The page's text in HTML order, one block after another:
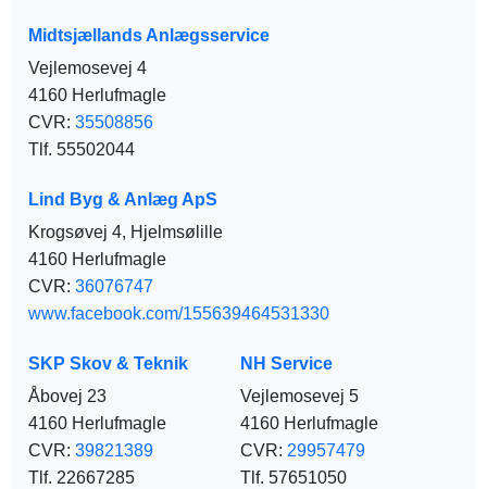
Midtsjællands Anlægsservice
Vejlemosevej 4
4160 Herlufmagle
CVR: 35508856
Tlf. 55502044
Lind Byg & Anlæg ApS
Krogsøvej 4, Hjelmsølille
4160 Herlufmagle
CVR: 36076747
www.facebook.com/155639464531330
SKP Skov & Teknik
Åbovej 23
4160 Herlufmagle
CVR: 39821389
Tlf. 22667285
NH Service
Vejlemosevej 5
4160 Herlufmagle
CVR: 29957479
Tlf. 57651050